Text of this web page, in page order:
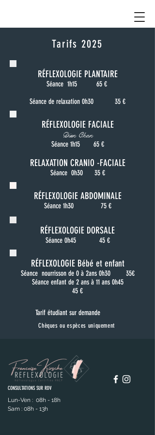
Tarifs 2025
RÉFLEXOLOGIE PLANTAIRE
Séance 1h15 65 €
Séance de relaxation 0h30 35 €​
RÉFLEXOLOGIE FACIALE
Dien Chan
Séance 1h15 65 €
RELAXATION CRANIO -FACIALE
Séance 0h30 35 €
RÉFLEXOLOGIE ABDOMINALE
Séance 1h30 75 €
RÉFLEXOLOGIE DORSALE
Séance 0h45 45 €
RÉFLEXOLOGIE Bébé et enfant
Séance nourrisson de 0 à 2ans 0h30 35€
Séance enfant de 2 ans à 11 ans 0h45
45 €​
Tarif étudiant sur demande
Chèques ou espèces uniquement
CONSULTATIONS SUR RDV
Lun-Ven : 08h - 18h
Sam : 08h - 13h